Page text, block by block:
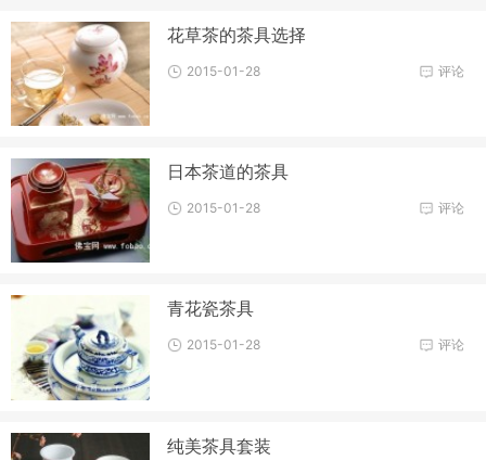
花草茶的茶具选择
评论
2015-01-28
日本茶道的茶具
评论
2015-01-28
青花瓷茶具
评论
2015-01-28
纯美茶具套装